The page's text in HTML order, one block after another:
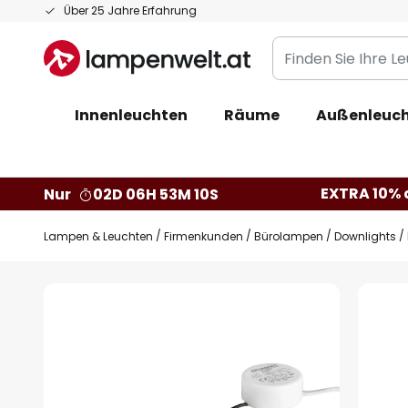
Über 25 Jahre Erfahrung
Zum
springen
Finden
Sie
Leuchte...
Innenleuchten Räume
Nur
02D 06H 53M 09S EXTRA
Lampen & Leuchten Firmenkunden Bürolampen Downlights